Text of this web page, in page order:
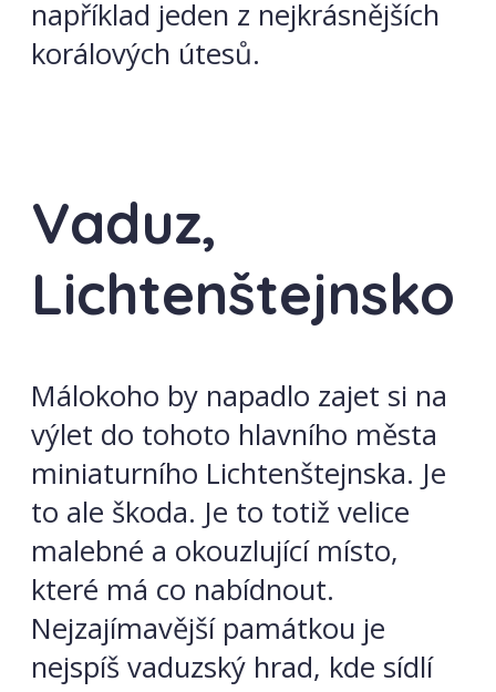
například jeden z nejkrásnějších
korálových útesů.
Vaduz,
Lichtenštejnsko
Málokoho by napadlo zajet si na
výlet do tohoto hlavního města
miniaturního Lichtenštejnska. Je
to ale škoda. Je to totiž velice
malebné a okouzlující místo,
které má co nabídnout.
Nejzajímavější památkou je
nejspíš vaduzský hrad, kde sídlí